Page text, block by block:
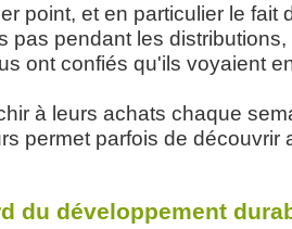
point, et en particulier le fait
pas pendant les
ont confiés qu'ils voyaient
à leurs achats chaque
permet parfois de découvrir
du développement